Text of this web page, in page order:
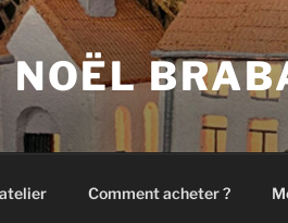
NOËL
Comment acheter ?